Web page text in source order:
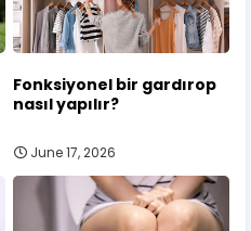
Fonksiyonel bir gardırop
nasıl yapılır?
June 17, 2026